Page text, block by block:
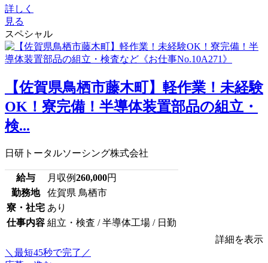
詳しく
見る
スペシャル
【佐賀県鳥栖市藤木町】軽作業！未経験
OK！寮完備！半導体装置部品の組立・
検...
日研トータルソーシング株式会社
給与 月収例260,000円
勤務地
佐賀県 鳥栖市
寮・社宅 あり
仕事内容 組立・検査 / 半導体工場 / 日勤
詳細を表示
＼最短45秒で完了／